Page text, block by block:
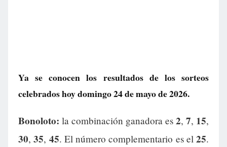
Ya se conocen los resultados de los sorteos
celebrados hoy domingo 24 de mayo de 2026.
Bonoloto: la combinación ganadora es 2, 7, 15,
30,35, 45. El número complementario es el 25.